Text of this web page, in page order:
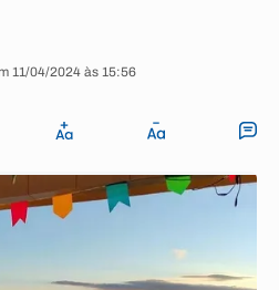
11/04/2024 às 15:56